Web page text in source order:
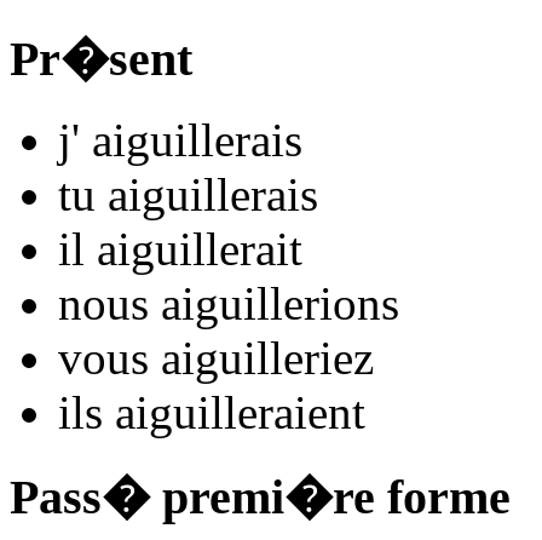
Pr�sent
j' aiguillerais
tu aiguillerais
il aiguillerait
nous aiguillerions
vous aiguilleriez
ils aiguilleraient
Pass� premi�re forme